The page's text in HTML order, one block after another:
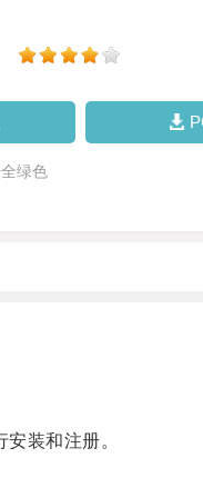
绿色
装和注册。